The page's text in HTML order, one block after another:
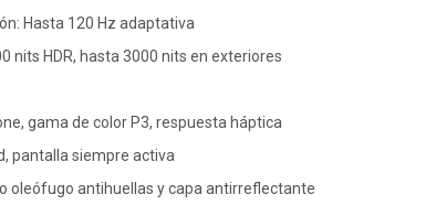
Hasta 120 Hz adaptativa
nits HDR, hasta 3000 nits en exteriores
gama de color P3, respuesta háptica
pantalla siempre activa
oleófugo antihuellas y capa antirreflectante